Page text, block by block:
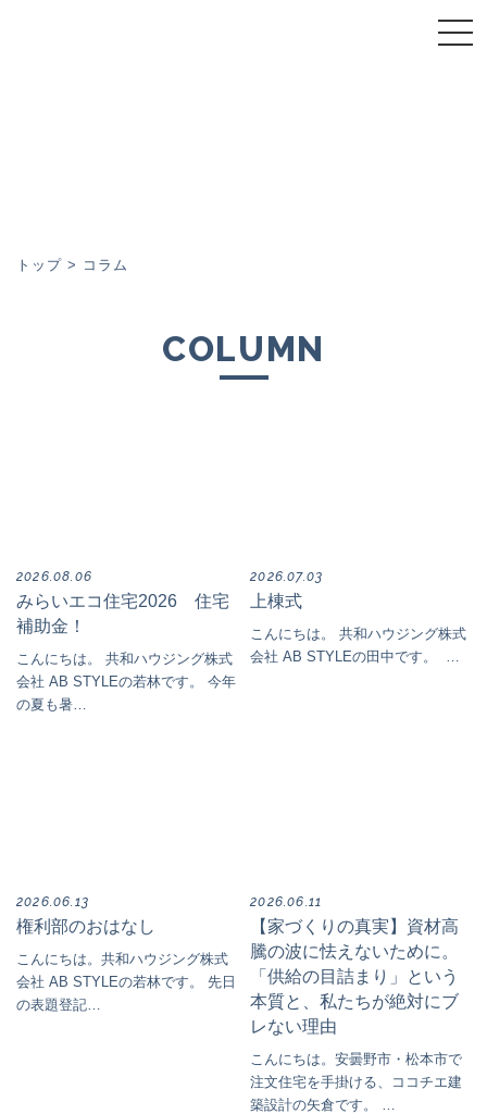
コラム
トップ > コラム
COLUMN
2026.08.06
みらいエコ住宅2026 住宅
補助金！
こんにちは。 共和ハウジング株式
会社 AB STYLEの若林です。 今年
の夏も暑…
2026.07.03
上棟式
こんにちは。 共和ハウジング株式
会社 AB STYLEの田中です。 …
2026.06.13
権利部のおはなし
こんにちは。共和ハウジング株式
会社 AB STYLEの若林です。 先日
の表題登記…
2026.06.11
【家づくりの真実】資材高
騰の波に怯えないために。
「供給の目詰まり」という
本質と、私たちが絶対にブ
レない理由
こんにちは。安曇野市・松本市で
注文住宅を手掛ける、ココチエ建
築設計の矢倉です。 …